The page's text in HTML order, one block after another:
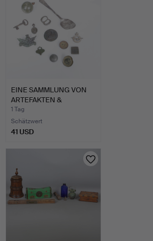
EINE SAMMLUNG VON
ARTEFAKTEN &
SONDELFUNDE…
1 Tag
Schätzwert
41 USD